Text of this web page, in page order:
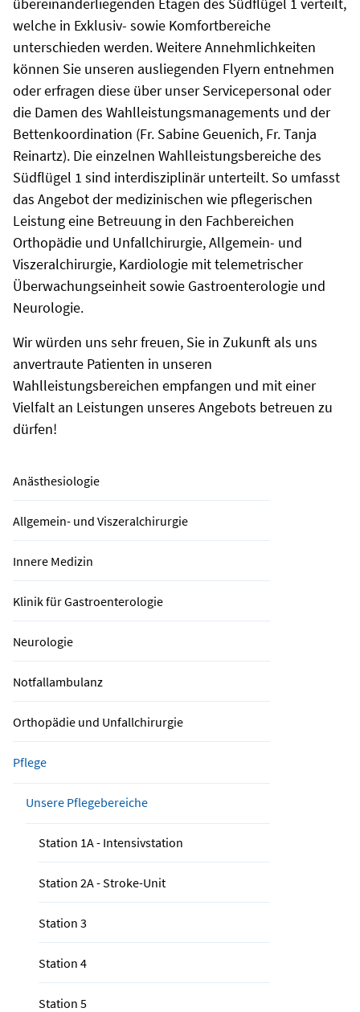
Anästhesiologie
Allgemein- und Viszeralchirurgie
Innere Medizin
Klinik für Gastroenterologie
Neurologie
Notfallambulanz
Orthopädie und Unfallchirurgie
Pflege
Unsere Pflegebereiche
Station 1A - Intensivstation
Station 2A - Stroke-Unit
Station 3
Station 4
Station 5
welche in Exklusiv- sowie Komfortbereiche
unterschieden werden. Weitere Annehmlichkeiten
können Sie unseren ausliegenden Flyern entnehmen
oder erfragen diese über unser Servicepersonal oder
die Damen des Wahlleistungsmanagements und der
Bettenkoordination (Fr. Sabine Geuenich, Fr. Tanja
Reinartz). Die einzelnen Wahlleistungsbereiche des
Südflügel 1 sind interdisziplinär unterteilt. So umfasst
das Angebot der medizinischen wie pflegerischen
Leistung eine Betreuung in den Fachbereichen
Orthopädie und Unfallchirurgie, Allgemein- und
Viszeralchirurgie, Kardiologie mit telemetrischer
Überwachungseinheit sowie Gastroenterologie und
Neurologie.
Wir würden uns sehr freuen, Sie in Zukunft als uns
anvertraute Patienten in unseren
Wahlleistungsbereichen empfangen und mit einer
Vielfalt an Leistungen unseres Angebots betreuen zu
dürfen!